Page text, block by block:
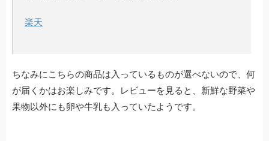
楽天
ちなみにこちらの商品は入っているものが選べないので、何
が届くかはお楽しみです。レビューを見ると、新鮮な野菜や
果物以外にも卵や牛乳も入っていたようです。